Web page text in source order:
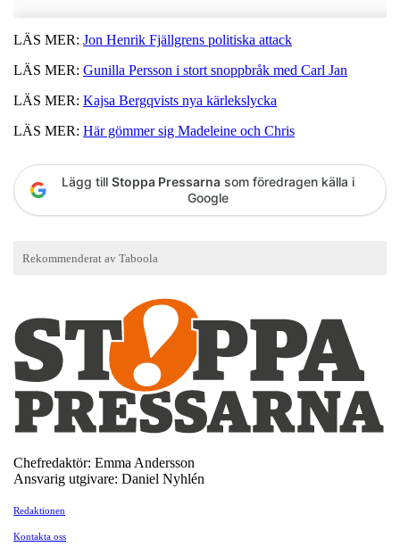
LÄS MER: Jon Henrik Fjällgrens politiska attack
LÄS MER: Gunilla Persson i stort snoppbråk med Carl Jan
LÄS MER: Kajsa Bergqvists nya kärlekslycka
LÄS MER: Här gömmer sig Madeleine och Chris
Lägg till Stoppa Pressarna som föredragen källa i
Google
Chefredaktör: Emma Andersson
Ansvarig utgivare: Daniel Nyhlén
Redaktionen
Kontakta oss